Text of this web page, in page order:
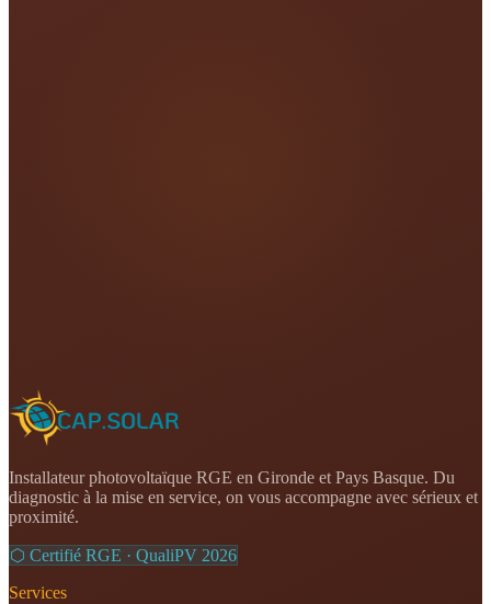
Installateur photovoltaïque RGE en Gironde et Pays Basque. Du
diagnostic à la mise en service, on vous accompagne avec sérieux et
proximité.
⬡ Certifié RGE · QualiPV 2026
Services